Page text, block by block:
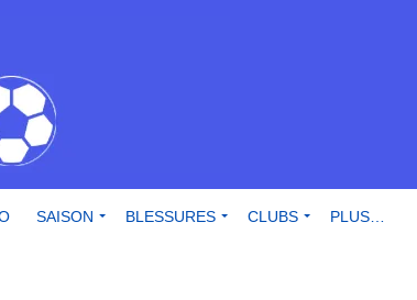
SAISON BLESSURES CLUBS PLUS…